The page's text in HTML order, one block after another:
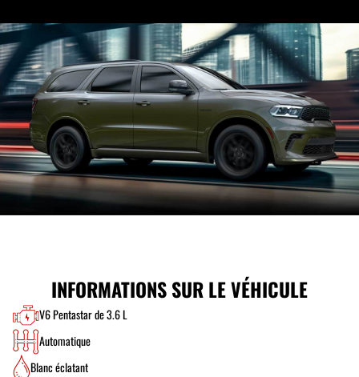
INFORMATIONS SUR LE VÉHICULE
V6 Pentastar de 3.6 L
Automatique
Blanc éclatant